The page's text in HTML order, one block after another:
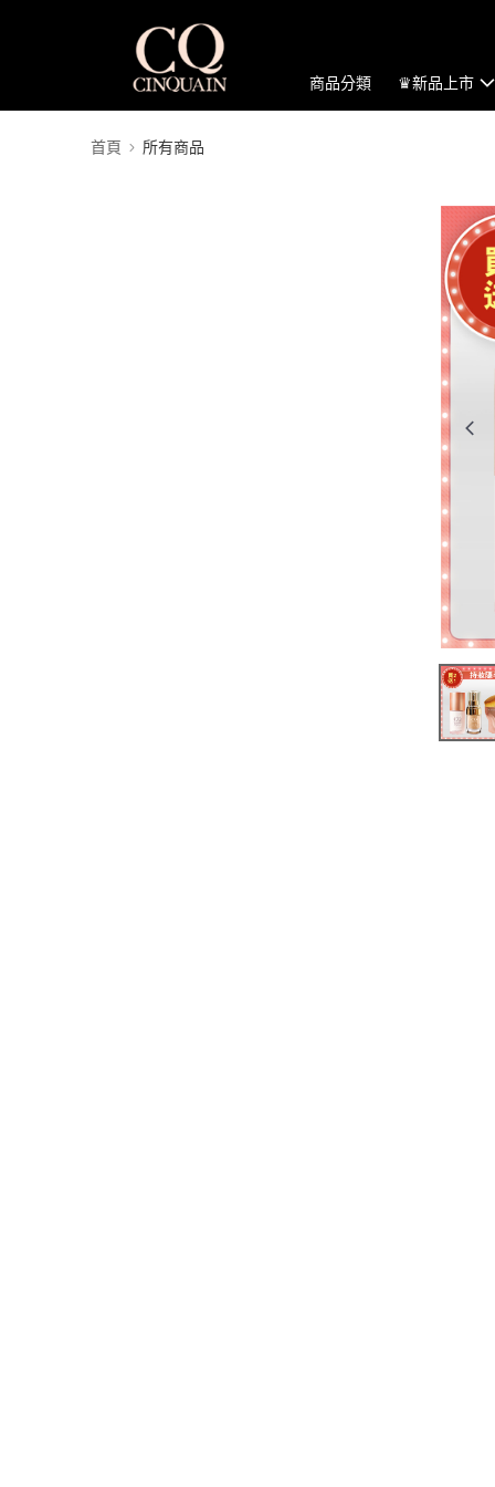
商品分類 ♛新品上市
首頁 所有商品